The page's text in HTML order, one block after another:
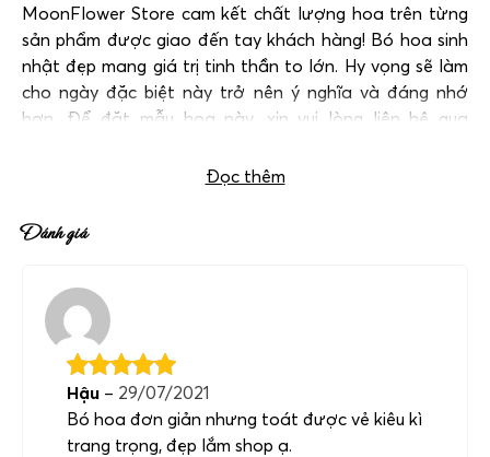
MoonFlower Store cam kết chất lượng hoa trên từng
sản phẩm được giao đến tay khách hàng! Bó hoa sinh
nhật đẹp mang giá trị tinh thần to lớn. Hy vọng sẽ làm
cho ngày đặc biệt này trở nên ý nghĩa và đáng nhớ
hơn. Để đặt mẫu hoa này, xin vui lòng liên hệ qua
Đọc thêm
Đánh giá
Hậu – 29/07/2021
Bó hoa đơn giản nhưng toát được vẻ kiêu kì
trang trọng, đẹp lắm shop ạ.